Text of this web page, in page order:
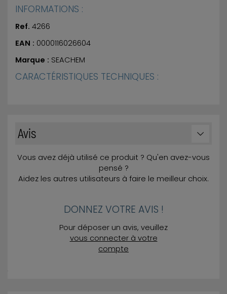
INFORMATIONS :
Ref. 4266
EAN : 0000116026604
Marque : SEACHEM
CARACTÉRISTIQUES TECHNIQUES :
Avis
Vous avez déjà utilisé ce produit ? Qu'en avez-vous
pensé ?
Aidez les autres utilisateurs à faire le meilleur choix.
DONNEZ VOTRE AVIS !
Pour déposer un avis, veuillez
vous connecter à votre
compte